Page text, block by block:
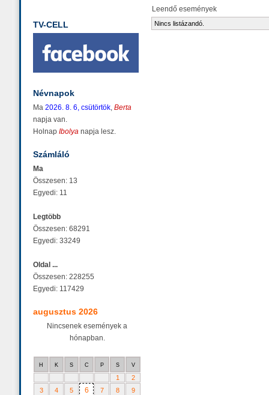
TV-CELL
Névnapok
Ma 2026. 8. 6, csütörtök, Berta
napja van.
Holnap Ibolya napja lesz.
Számláló
Ma
Összesen: 13
Egyedi: 11
Legtöbb
Összesen: 68291
Egyedi: 33249
Oldal ...
Összesen: 228255
Egyedi: 117429
augusztus 2026
Nincsenek események a
hónapban.
H K S C P S V
1
2
3
4 5 6 7 8
9
Leendő események
Nincs listázandó.